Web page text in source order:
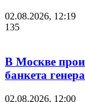
02.08.2026, 12:19
135
В Москве
банкета
02.08.2026, 12:00